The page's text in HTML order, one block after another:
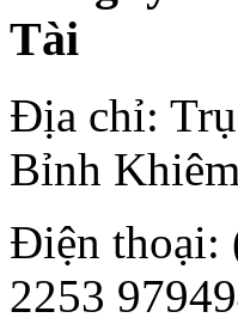
Tài
Địa chỉ: Trụ
Bỉnh
Điện thoại:
2253